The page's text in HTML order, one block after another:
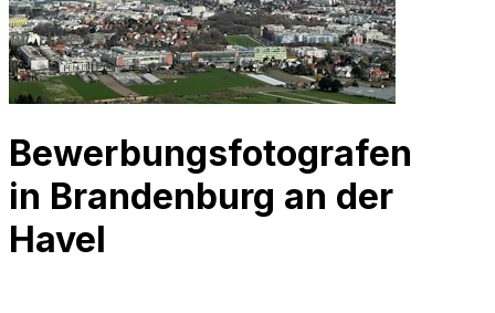
Bewerbungsfotografen
in Brandenburg an der
Havel